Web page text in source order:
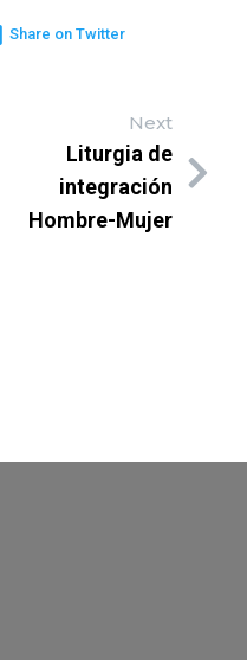
Share on Twitter
Next
Liturgia de
integración
Hombre-Mujer